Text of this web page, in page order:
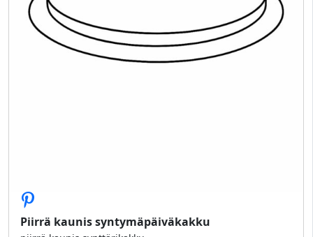
Piirrä kaunis syntymäpäiväkakku